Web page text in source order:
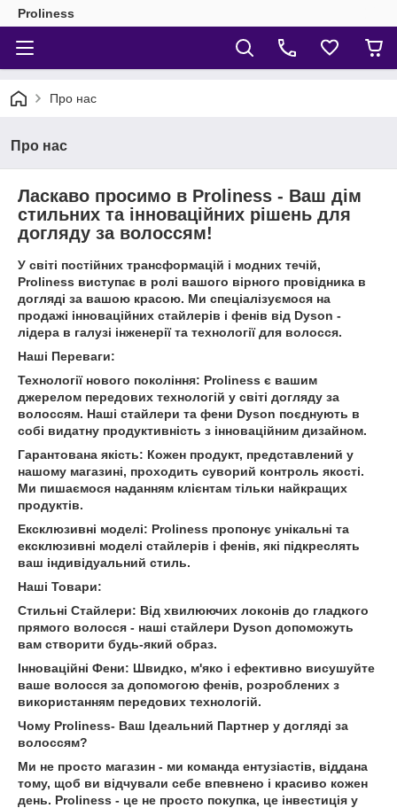
Proliness
Про нас
Про нас
Ласкаво просимо в Proliness - Ваш дім
стильних та інноваційних рішень для
догляду за волоссям!
У світі постійних трансформацій і модних течій,
Proliness виступає в ролі вашого вірного провідника в
догляді за вашою красою. Ми спеціалізуємося на
продажі інноваційних стайлерів і фенів від Dyson -
лідера в галузі інженерії та технології для волосся.
Наші Переваги:
Технології нового покоління: Proliness є вашим
джерелом передових технологій у світі догляду за
волоссям. Наші стайлери та фени Dyson поєднують в
собі видатну продуктивність з інноваційним дизайном.
Гарантована якість: Кожен продукт, представлений у
нашому магазині, проходить суворий контроль якості.
Ми пишаємося наданням клієнтам тільки найкращих
продуктів.
Ексклюзивні моделі: Proliness пропонує унікальні та
ексклюзивні моделі стайлерів і фенів, які підкреслять
ваш індивідуальний стиль.
Наші Товари:
Стильні Стайлери: Від хвилюючих локонів до гладкого
прямого волосся - наші стайлери Dyson допоможуть
вам створити будь-який образ.
Інноваційні Фени: Швидко, м'яко і ефективно висушуйте
ваше волосся за допомогою фенів, розроблених з
використанням передових технологій.
Чому Proliness- Ваш Ідеальний Партнер у догляді за
волоссям?
Ми не просто магазин - ми команда ентузіастів, віддана
тому, щоб ви відчували себе впевнено і красиво кожен
день. Proliness - це не просто покупка, це інвестиція у